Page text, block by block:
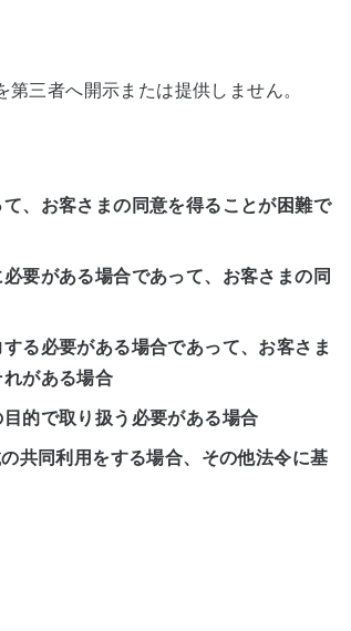
三者へ開示または提供しません。
、お客さまの同意を得ることが困難で
要がある場合であって、お客さまの同
る必要がある場合であって、お客さま
がある場合
的で取り扱う必要がある場合
共同利用をする場合、その他法令に基